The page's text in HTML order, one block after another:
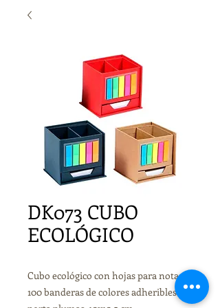
DK073 CUBO
ECOLÓGICO
Cubo ecológico con hojas para notas,
100 banderas de colores adheribles y